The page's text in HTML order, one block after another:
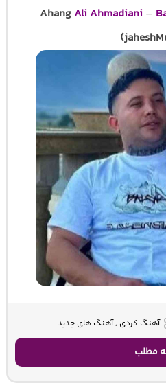
Ahang Ali Ahmadiani –
آهنگ کردی , آهنگ های جدید
مطلب